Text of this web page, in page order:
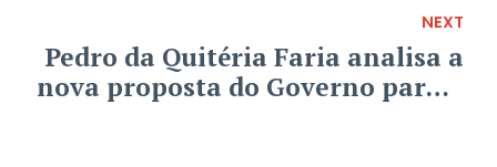
NEXT
Pedro da Quitéria Faria analisa a
nova proposta do Governo para a